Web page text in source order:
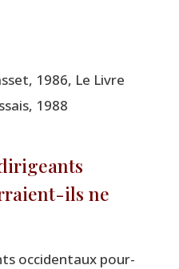
1986, Le Livre
1988
ils ne
occi­den­taux pour­